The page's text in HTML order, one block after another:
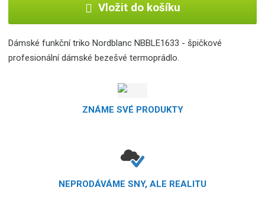
Vložit do košíku
Dámské funkční triko Nordblanc NBBLE1633 - špičkové
profesionální dámské bezešvé termoprádlo.
ZNÁME SVÉ PRODUKTY
NEPRODÁVÁME SNY, ALE REALITU